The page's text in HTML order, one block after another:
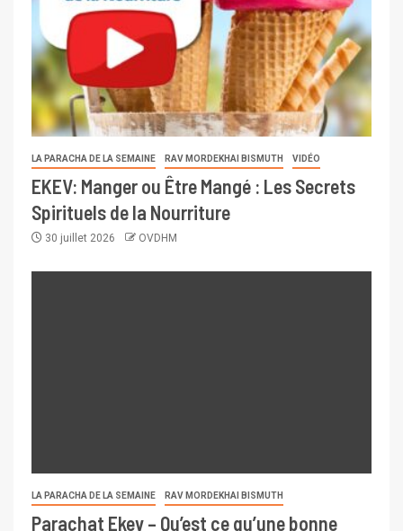
LA PARACHA DE LA SEMAINE RAV MORDEKHAI BISMUTH VIDÉO
EKEV: Manger ou Être Mangé : Les Secrets
Spirituels de la Nourriture
30 juillet 2026 OVDHM
LA PARACHA DE LA SEMAINE RAV MORDEKHAI BISMUTH
Parachat Ekev – Qu’est ce qu’une bonne